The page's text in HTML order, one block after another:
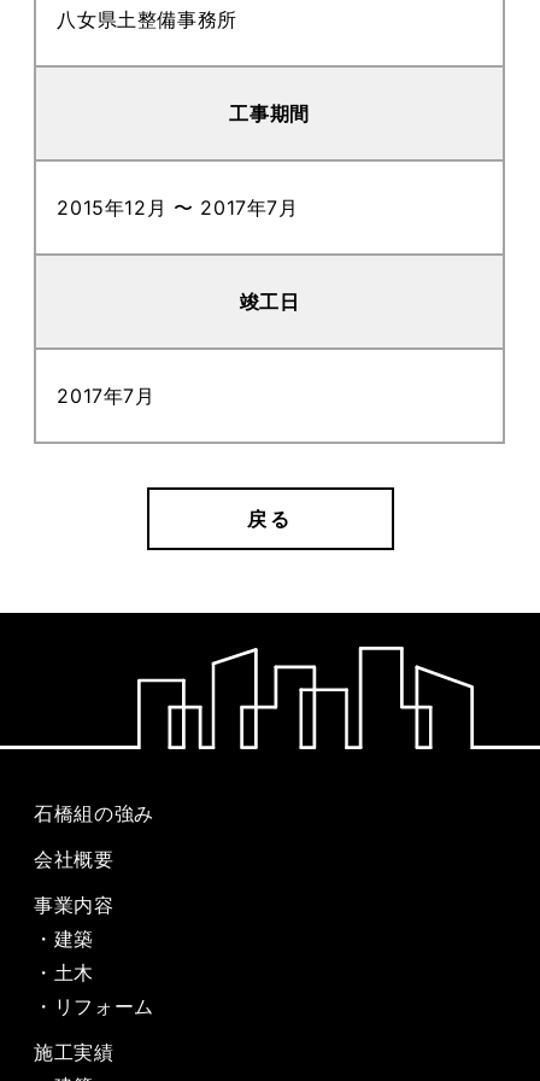
八女県土整備事務所
工事期間
2015年12月 〜 2017年7月
竣工日
2017年7月
戻る
石橋組の強み
会社概要
事業内容
建築
土木
リフォーム
施工実績